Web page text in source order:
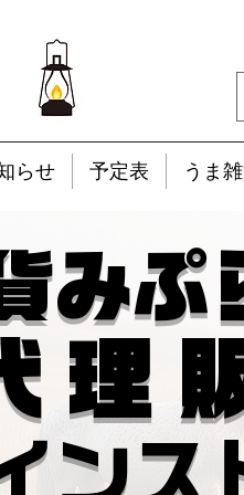
らせ 予定表 うま
みぷ
理
ンス